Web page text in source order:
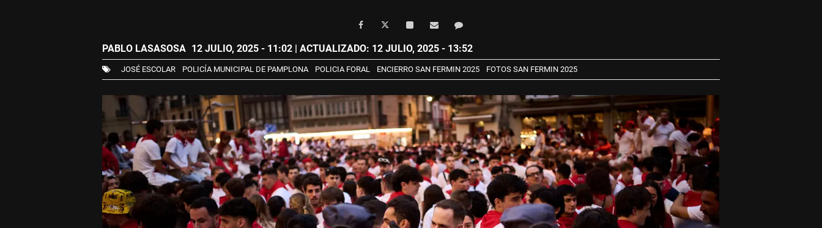
PABLO LASASOSA 12 JULIO, 2025 - 11:02| ACTUALIZADO: 12 JULIO, 2025 - 13:52
JOSÉ ESCOLAR POLICÍA MUNICIPAL DE PAMPLONA POLICIA FORAL ENCIERRO SAN FERMIN 2025 FOTOS SAN FERMIN 2025